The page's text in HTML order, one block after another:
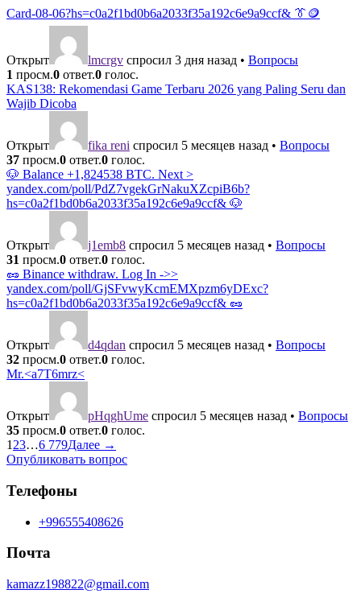
Card-08-06?hs=c0a2f1bd0b6a2033f35a192c6e9a9ccf& 👔🪙
Открыт lmcrgv спросил 3 дня назад • Вопросы
1 просм.0 ответ.0 голос.
KAS138: Rekomendasi Game Terbaru 2026 yang Paling Seru dan
Wajib Dicoba
Открыт fika reni спросил 5 месяцев назад • Вопросы
37 просм.0 ответ.0 голос.
🐶 Balance +1,824538 BTC. Next >
yandex.com/poll/PdZ7vgekGrNakuXZcpiB6b?
hs=c0a2f1bd0b6a2033f35a192c6e9a9ccf& 🐶
Открыт j1emb8 спросил 5 месяцев назад • Вопросы
31 просм.0 ответ.0 голос.
🥜 Binance withdraw. Log In ->>
yandex.com/poll/GjSFvwyKcmEMXpzm6yDExc?
hs=c0a2f1bd0b6a2033f35a192c6e9a9ccf& 🥜
Открыт d4qdan спросил 5 месяцев назад • Вопросы
32 просм.0 ответ.0 голос.
Mr.<a7T6mrz<
Открыт pHqghUme спросил 5 месяцев назад • Вопросы
35 просм.0 ответ.0 голос.
1 23…6 779Далее →
Опубликовать вопрос
Телефоны
+996555408626
Почта
kamazz198822@gmail.com